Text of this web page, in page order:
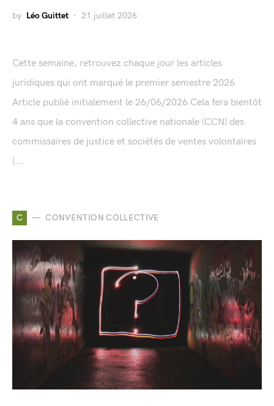
by Léo Guittet 21 juillet 2026
Cette semaine, retrouvez chaque jour les articles
juridiques qui ont marqué le premier semestre 2026
Article publié initialement le 26/06/2026 Cela fera bientôt
4 ans que la convention collective nationale (CCN) des
commissaires de justice et sociétés de ventes volontaires
(...
C CONVENTION COLLECTIVE